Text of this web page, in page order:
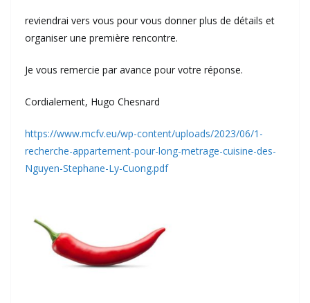
reviendrai vers vous pour vous donner plus de détails et
organiser une première rencontre.
Je vous remercie par avance pour votre réponse.
Cordialement, Hugo Chesnard
https://www.mcfv.eu/wp-content/uploads/2023/06/1-
recherche-appartement-pour-long-metrage-cuisine-des-
Nguyen-Stephane-Ly-Cuong.pdf